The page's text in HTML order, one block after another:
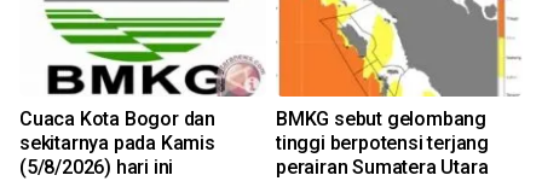
Cuaca Kota Bogor dan
sekitarnya pada Kamis
(5/8/2026) hari ini
BMKG sebut gelombang
tinggi berpotensi terjang
perairan Sumatera Utara